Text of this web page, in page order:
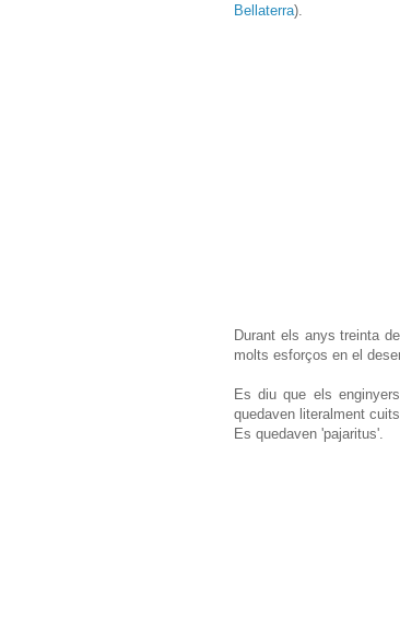
Bellaterra).
Durant els anys treinta
molts esforços en el
Es diu que els
quedaven literalment
Es quedaven 'pajaritus'.